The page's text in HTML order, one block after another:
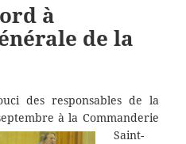
à
de la
des responsables de la
àla Commanderie
Saint-